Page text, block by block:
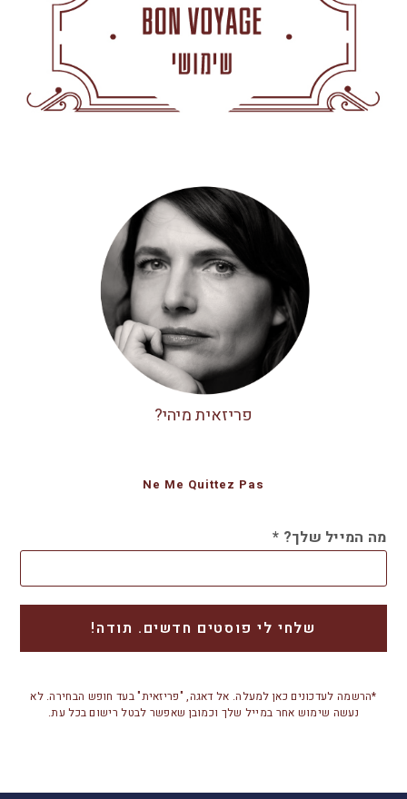
פריזאית מיהי?
Ne Me Quittez Pas
מה המייל שלך? *
*הרשמה לעדכונים כאן למעלה. אל דאגה, "פריזאית" בעד חופש הבחירה. לא
נעשה שימוש אחר במייל שלך וכמובן שאפשר לבטל רישום בכל עת.